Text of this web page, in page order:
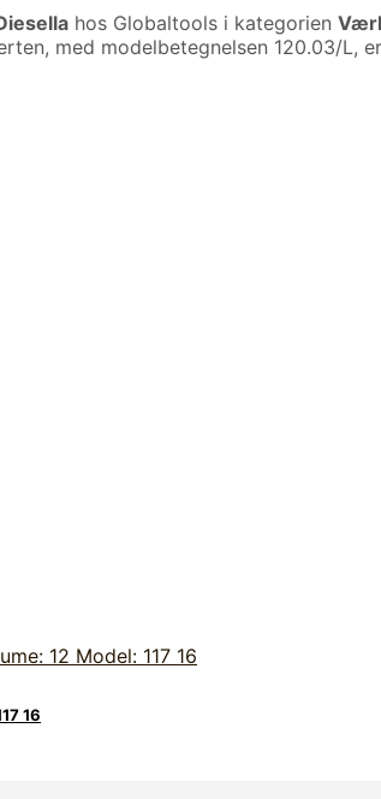
hos Globaltools i kategorien
med modelbetegnelsen 120.03/L,
16